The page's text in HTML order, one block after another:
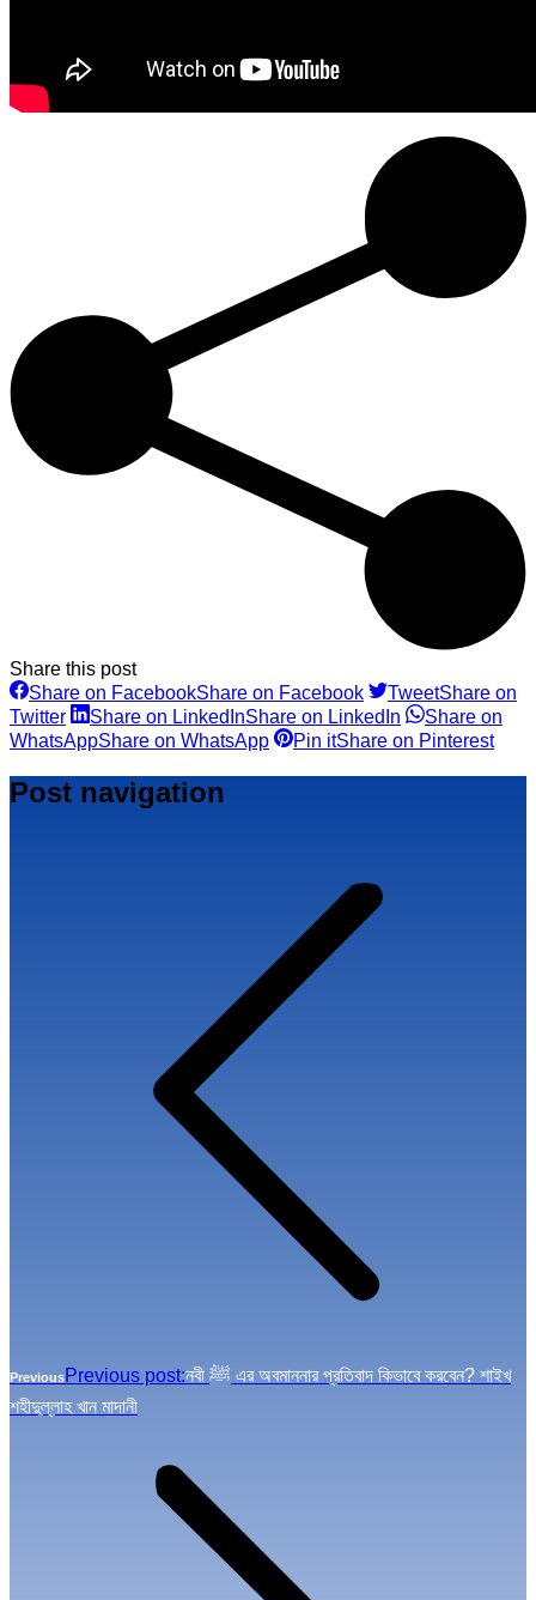
Share this post
Share on FacebookShare on Facebook TweetShare on
Twitter
Share on LinkedInShare on LinkedIn
Share on
WhatsAppShare on WhatsApp Pin itShare on Pinterest
Post navigation
PreviousPrevious post:নবী ﷺ এর অবমাননার প্রতিবাদ কিভাবে করবেন? শাইখ
শহীদুল্লাহ খান মাদানী